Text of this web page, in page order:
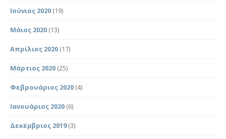
Ιούνιος 2020 (19)
Μάιος 2020 (13)
Απρίλιος 2020 (17)
Μάρτιος 2020 (25)
Φεβρουάριος 2020 (4)
Ιανουάριος 2020 (6)
Δεκέμβριος 2019(3)